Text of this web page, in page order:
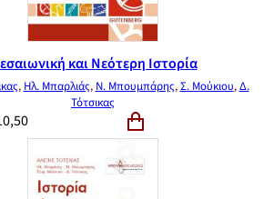
και Νεότερη Ιστορία
, Ηλ. Μπαρλιάς, Ν. Μπουμπάρης,Σ. Μούκιου,Δ.
Τότσικας